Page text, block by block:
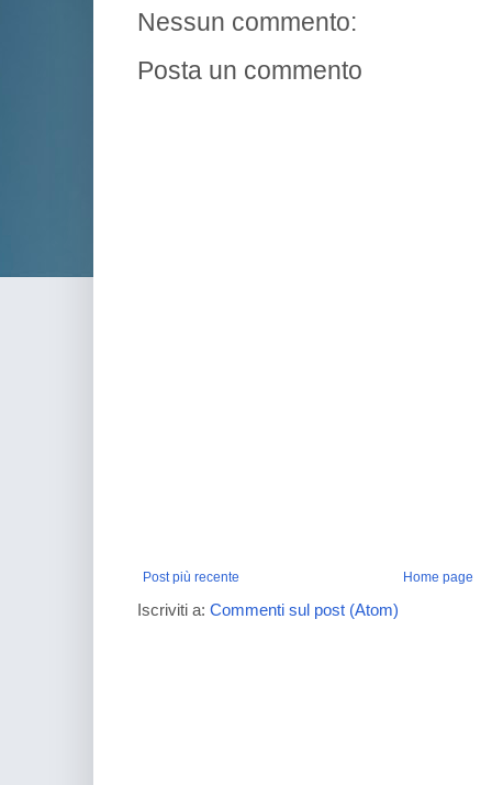
Nessun commento:
Posta un commento
Post più recente Home page
Iscriviti a: Commenti sul post (Atom)